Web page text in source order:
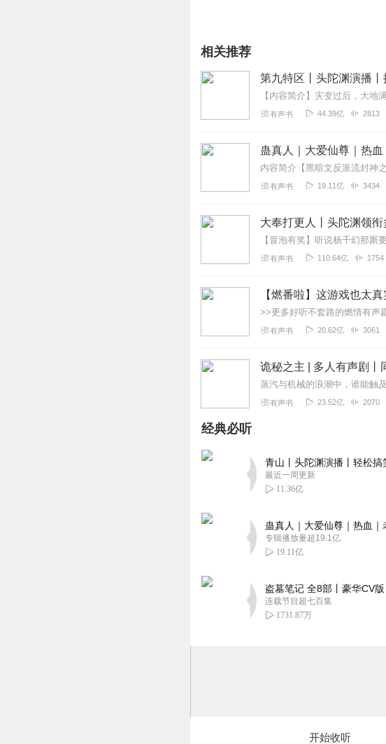
为什么没评分 我还是没听过的
2022-02-22
QQ蜡笔
2022-03-01
啊祖_nq
了……主角也不知道是谁，看了很
2022-03-21
这个是小说，有点稀奇。
2022-03-15
不知所谓。。。。。。。
2022-03-29
看了评论20集开始听了3集 感受是
相关推荐
第九特区丨头陀渊演播
有声书 44.39亿 2813
蛊真人｜大爱仙尊｜热
有声书 19.11亿 3434
大奉打更人丨头陀渊领
有声书 110.64亿 1754
【燃番啦】这游戏也太
有声书 20.62亿 3061
诡秘之主 | 多人有声剧丨
有声书 23.52亿 2070
经典必听
青山丨头陀渊演播丨轻松
最近一周更新
11.36亿
蛊真人｜大爱仙尊｜热血
专辑播放量超19.1亿
19.11亿
盗墓笔记 全8部丨豪华CV
连载节目超七百集
1731.87万
开始收听